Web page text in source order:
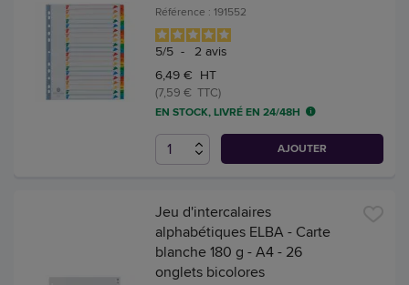
Référence : 191552
5/5 - 2 avis
6,49 € HT
(7,59 € TTC)
EN STOCK, LIVRÉ EN 24/48H
AJOUTER
Jeu d'intercalaires
alphabétiques ELBA - Carte
blanche 180 g - A4 - 26
onglets bicolores